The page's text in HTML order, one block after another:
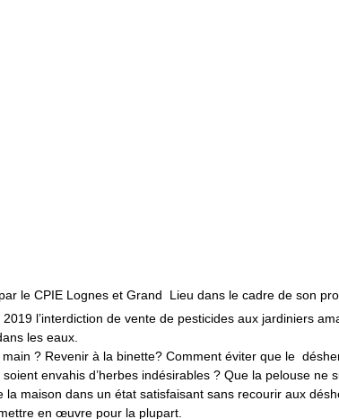
le CPIE Lognes et Grand Lieu dans le cadre de son
2019 l’interdiction de vente de pesticides aux jardiniers
les eaux.
? Revenir à la binette? Comment éviter que le
envahis d’herbes indésirables ? Que la pelouse
la maison dans un état satisfaisant sans recourir aux
en œuvre pour la plupart.